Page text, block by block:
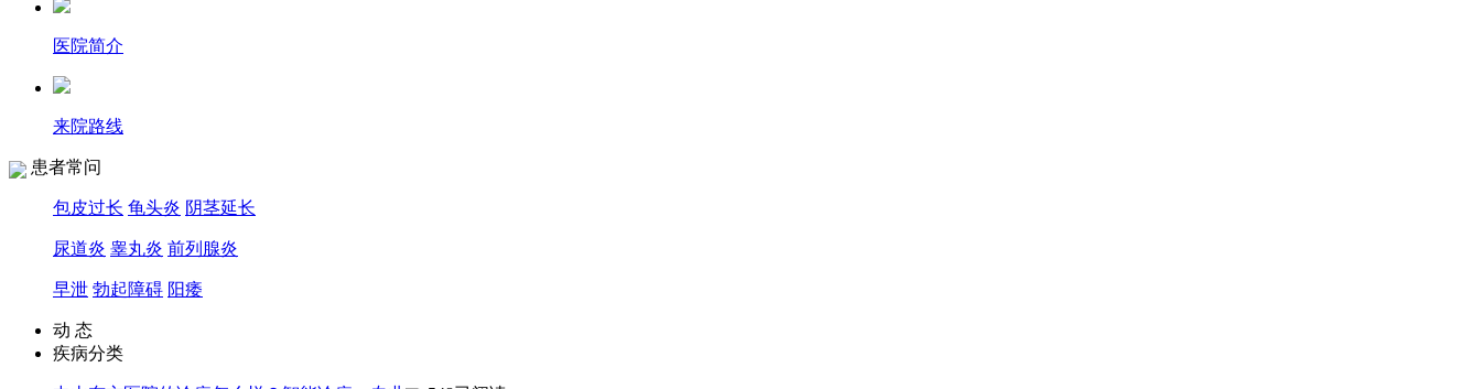
医院简介
来院路线
患者常问
包皮过长 龟头炎 阴茎延长
尿道炎 睾丸炎 前列腺炎
早泄 勃起障碍 阳痿
动 态
疾病分类